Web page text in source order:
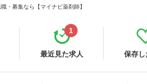
・募集なら【マイナビ薬剤師】
最近見た求人
1
保存し